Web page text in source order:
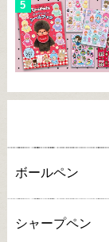
ボールペン
シャープペン